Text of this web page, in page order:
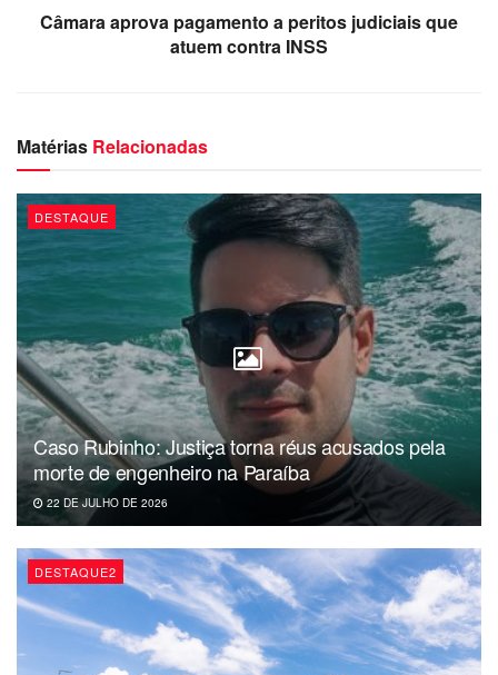
Câmara aprova pagamento a peritos judiciais que
atuem contra INSS
Matérias Relacionadas
DESTAQUE
Caso Rubinho: Justiça torna réus acusados pela
morte de engenheiro na Paraíba
22 DE JULHO DE 2026
DESTAQUE2